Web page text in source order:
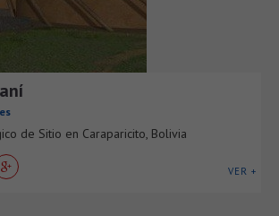
de Sitio en Caraparicito, Bolivia
VER +